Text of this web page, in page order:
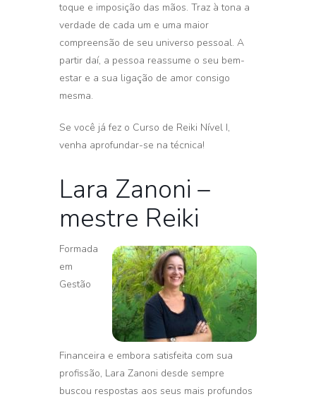
toque e imposição das mãos. Traz à tona a
verdade de cada um e uma maior
compreensão de seu universo pessoal. A
partir daí, a pessoa reassume o seu bem-
estar e a sua ligação de amor consigo
mesma.
Se você já fez o Curso de Reiki Nível I,
venha aprofundar-se na técnica!
Lara Zanoni –
mestre Reiki
Formada
em
Gestão
Financeira e embora satisfeita com sua
profissão, Lara Zanoni desde sempre
buscou respostas aos seus mais profundos